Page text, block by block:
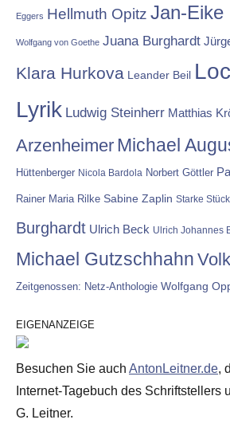
Eggers Hellmuth Opitz Jan-Eike
Wolfgang von Goethe Juana Burghardt
Klara Hurkova Leander Beil
Lyrik Ludwig Steinherr Matthias
Arzenheimer Michael
Hüttenberger Nicola Bardola Norbert Göttler
Rainer Maria Rilke Sabine Zaplin Starke
Burghardt Ulrich Beck Ulrich Johannes
Michael Gutzschhahn
Zeitgenossen: Netz-Anthologie Wolfgang
EIGENANZEIGE
Besuchen Sie auch AntonLeitner.de,
Internet-Tagebuch des Schriftstellers
G. Leitner.